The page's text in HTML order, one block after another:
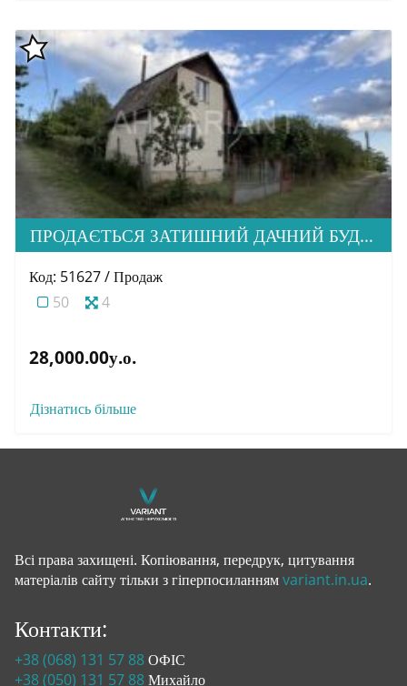
ПРОДАЄТЬСЯ ЗАТИШНИЙ ДАЧНИЙ БУДИНОК В М. УЖГОРОД
Код: 51627 / Продаж
50
4
28,000.00у.о.
Дізнатись більше
Всі права захищені. Копіювання, передрук, цитування
матеріалів сайту тільки з гіперпосиланнямvariant.in.ua.
Контакти:
+38 (068) 131 57 88ОФІС
+38 (050) 131 57 88Михайло